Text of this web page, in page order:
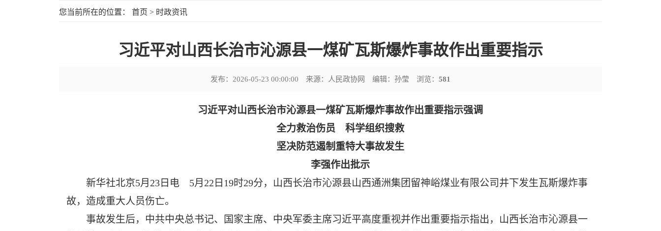
您当前所在的位置： 首页 > 时政资讯
习近平对山西长治市沁源县一煤矿瓦斯爆炸事故作出重要指示
发布： 2026-05-23 00:00:00 来源：人民政协网 编辑：孙莹 浏览： 581
习近平对山西长治市沁源县一煤矿瓦斯爆炸事故作出重要指示强调
全力救治伤员 科学组织搜救
坚决防范遏制重特大事故发生
李强作出批示
新华社北京5月23日电 5月22日19时29分，山西长治市沁源县山西通洲集团留神峪煤业有限公司井下发生瓦斯爆炸事
故，造成重大人员伤亡。
事故发生后，中共中央总书记、国家主席、中央军委主席习近平高度重视并作出重要指示指出，山西长治市沁源县一